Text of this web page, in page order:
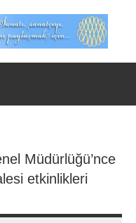
Müdürlüğü’nce
etkinlikleri